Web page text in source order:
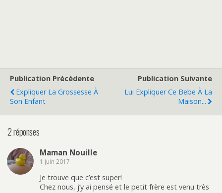
Publication Précédente
Expliquer La Grossesse À
Son Enfant
Publication Suivante
Lui Expliquer Ce Bebe À La
Maison...
2 réponses
Maman Nouille
1 juin 2017
Je trouve que c’est super!
Chez nous, j’y ai pensé et le petit frère est venu très